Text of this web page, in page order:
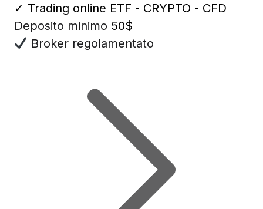
✓ Trading online ETF - CRYPTO - CFD
Deposito minimo 50$
Broker regolamentato